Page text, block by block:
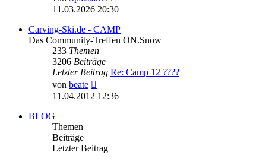
Beitrag
11.03.2026 20:30
Carving-Ski.de - CAMP
Das Community-Treffen ON.Snow
233 Themen
3206 Beiträge
Letzter Beitrag Re: Camp 12 ????
von beate
Beitrag
11.04.2012 12:36
BLOG
Themen
Beiträge
Letzter Beitrag